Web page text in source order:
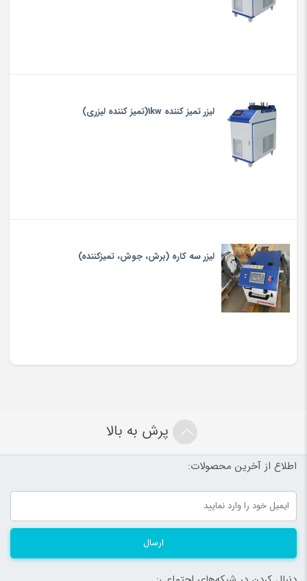
لیزر تمیز کننده 1kw(تمیز کننده لیزری)
لیزر سه کاره (برش، جوش، تميزكننده)
پرش به بالا
اطلاع از آخرین محصولات:
ارسال